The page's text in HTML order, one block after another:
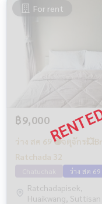
For rent
฿9,000
ว่าง สค 69 🔴จตุจักร
Ratchada 32
ว่าง สค 69
Ratchadapisek,
Huaikwang, Suttisan